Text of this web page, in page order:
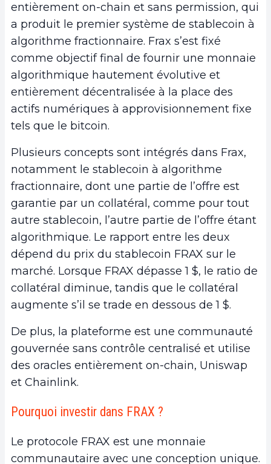
entièrement on-chain et sans permission, qui
a produit le premier système de stablecoin à
algorithme fractionnaire. Frax s’est fixé
comme objectif final de fournir une monnaie
algorithmique hautement évolutive et
entièrement décentralisée à la place des
actifs numériques à approvisionnement fixe
tels que le bitcoin.
Plusieurs concepts sont intégrés dans Frax,
notamment le stablecoin à algorithme
fractionnaire, dont une partie de l’offre est
garantie par un collatéral, comme pour tout
autre stablecoin, l’autre partie de l’offre étant
algorithmique. Le rapport entre les deux
dépend du prix du stablecoin FRAX sur le
marché. Lorsque FRAX dépasse 1 $, le ratio de
collatéral diminue, tandis que le collatéral
augmente s’il se trade en dessous de 1 $.
De plus, la plateforme est une communauté
gouvernée sans contrôle centralisé et utilise
des oracles entièrement on-chain, Uniswap
et Chainlink.
Pourquoi investir dans FRAX ?
Le protocole FRAX est une monnaie
communautaire avec une conception unique.